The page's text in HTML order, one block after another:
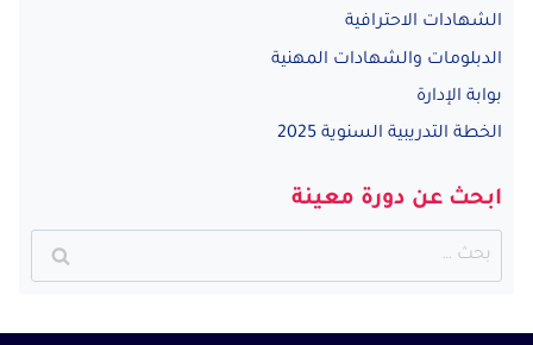
الشهادات الاحترافية
الدبلومات والشهادات المهنية
بوابة الإدارة
الخطة التدريبية السنوية 2025
ابحث عن دورة معينة
البحث
عن: